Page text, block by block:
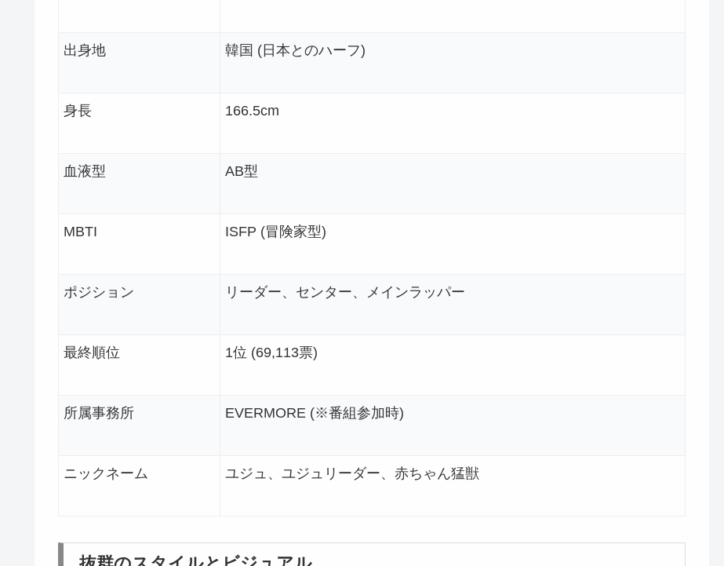
出身地 韓国 (日本とのハーフ)
身長 166.5cm
血液型 AB型
MBTI ISFP (冒険家型)
ポジション リーダー、センター、メインラッパー
最終順位 1位 (69,113票)
所属事務所 EVERMORE (※番組参加時)
ニックネーム ユジュ、ユジュリーダー、赤ちゃん猛獣